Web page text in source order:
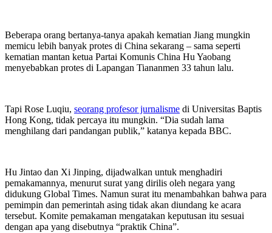
Beberapa orang bertanya-tanya apakah kematian Jiang mungkin
memicu lebih banyak protes di China sekarang – sama seperti
kematian mantan ketua Partai Komunis China Hu Yaobang
menyebabkan protes di Lapangan Tiananmen 33 tahun lalu.
Tapi Rose Luqiu, seorang profesor jurnalisme di Universitas Baptis
Hong Kong, tidak percaya itu mungkin. “Dia sudah lama
menghilang dari pandangan publik,” katanya kepada BBC.
Hu Jintao dan Xi Jinping, dijadwalkan untuk menghadiri
pemakamannya, menurut surat yang dirilis oleh negara yang
didukung Global Times. Namun surat itu menambahkan bahwa para
pemimpin dan pemerintah asing tidak akan diundang ke acara
tersebut. Komite pemakaman mengatakan keputusan itu sesuai
dengan apa yang disebutnya “praktik China”.